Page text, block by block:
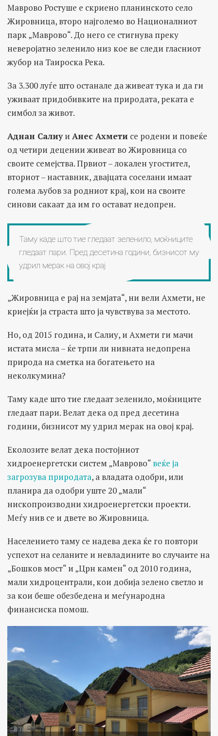
Маврово Ростуше е скриено планинското село
Жировница, второ најголемо во Националниот
парк „Маврово“. До него се стигнува преку
неверојатно зеленило низ кое ве следи гласниот
жубор на Таироска Река.
За 3.300 луѓе што останале да живеат тука и да ги
уживаат придобивките на природата, реката е
симбол за живот.
Аднан Салиуи Анес Ахмети се родени и повеќе
од четири децении живеат во Жировница со
своите семејства. Првиот – локален угостител,
вториот – наставник, двајцата соселани имаат
голема љубов за родниот крај, кои на своите
синови сакаат да им го остават недопрен.
Таму каде што тие гледаат зеленило, моќниците
гледаат пари. Пред десетина години, бизнисот му
удрил мерак на овој крај
„Жировница е рај на земјата“, ни вели Ахмети, не
криејќи ја страста што ја чувствува за местото.
Но, од 2015 година, и Салиу, и Ахмети ги мачи
истата мисла – ќе трпи ли нивната недопрена
природа на сметка на богатењето на
неколкумина?
Таму каде што тие гледаат зеленило, моќниците
гледаат пари. Велат дека од пред десетина
години, бизнисот му удрил мерак на овој крај.
Еколозите велат дека постојниот
хидроенергетски систем „Маврово“ веќе ја
загрозува природата, а владата одобри, или
планира да одобри уште 20 „мали“
нископроизводни хидроенергетски проекти.
Меѓу нив се и двете во Жировница.
Населението таму се надева дека ќе го повтори
успехот на селаните и невладините во случаите на
„Бошков мост“ и „Црн камен“ од 2010 година,
мали хидроцентрали, кои добија зелено светло и
за кои беше обезбедена и меѓународна
финансиска помош.